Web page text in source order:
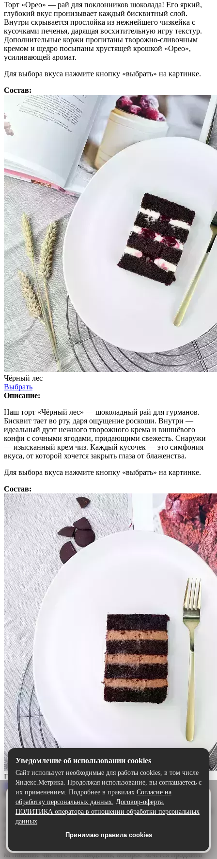
Торт «Орео» — рай для поклонников шоколада! Его яркий,
глубокий вкус пронизывает каждый бисквитный слой.
Внутри скрывается прослойка из нежнейшего чизкейка с
кусочками печенья, дарящая восхитительную игру текстур.
Дополнительные коржи пропитаны творожно-сливочным
кремом и щедро посыпаны хрустящей крошкой «Орео»,
усиливающей аромат.
Для выбора вкуса нажмите кнопку «выбрать» на картинке.
Состав:
Чёрный лес
Выбрать
Описание:
Наш торт «Чёрный лес» — шоколадный рай для гурманов.
Бисквит тает во рту, даря ощущение роскоши. Внутри —
идеальный дуэт нежного творожного крема и вишнёвого
конфи с сочными ягодами, придающими свежесть. Снаружи
— изысканный крем чиз. Каждый кусочек — это симфония
вкуса, от которой хочется закрыть глаза от блаженства.
Для выбора вкуса нажмите кнопку «выбрать» на картинке.
Состав:
Прага
Выбрать
Описание:
Торт «Прага» — шоколадный шедевр для истинных гурманов.
Воздушный бисквит, щедро пропитанный ароматным
нежный сливочно-шоколадный крем обволакивает язык,
создавая идеальную гармонию. Каждый кусочек — это
мгновение чистого наслаждения, которое хочется продлить
Удобнее в приложении
Скачайте приложение — быстрее и комфортнее,
чем через сайт.
Скачать в Google Play
Уведомление об использовании cookies
Сайт использует необходимые для работы cookies, в том числе
Яндекс.Метрика. Продолжая использование, вы соглашаетесь с
их применением. Подробнее в правилах Согласие на
обработку персональных данных, Договор-оферта,
ПОЛИТИКА оператора в отношении обработки персональных
данных
Принимаю правила cookies